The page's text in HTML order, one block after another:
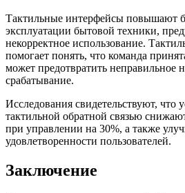
Тактильные интерфейсы повышают
эксплуатации бытовой техники,
некорректное использование.
помогает понять, что команда
может предотвратить неправильное
срабатывание.
Исследования свидетельствуют, что
тактильной обратной связью
при управлении на 30%, а также
удовлетворенности пользователей.
Заключение